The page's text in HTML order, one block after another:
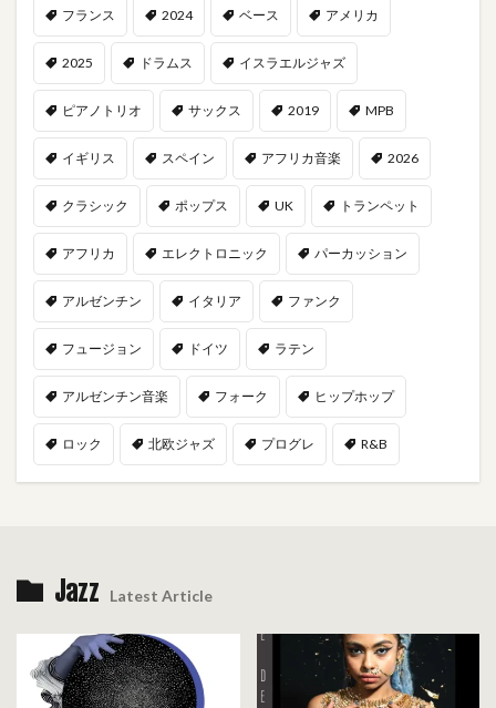
フランス 2024 ベース アメリカ
2025 ドラムス イスラエルジャズ
ピアノトリオ サックス 2019 MPB
イギリス スペイン アフリカ音楽 2026
クラシック ポップス UK トランペット
アフリカ エレクトロニック パーカッション
アルゼンチン イタリア ファンク
フュージョン ドイツ ラテン
アルゼンチン音楽 フォーク ヒップホップ
ロック 北欧ジャズ プログレ R&B
Jazz Latest Article